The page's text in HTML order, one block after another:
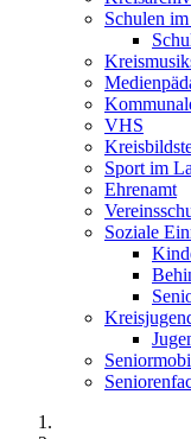
Schulen
VHS
Sport im
Ehrenamt
Soziale